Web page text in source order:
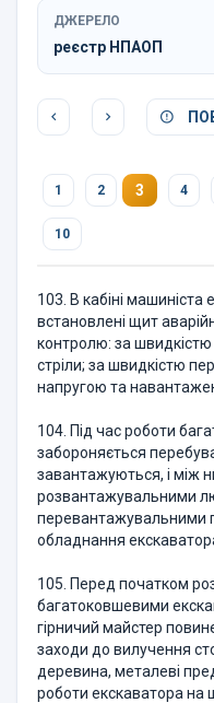
ДЖЕРЕЛО
реєстр НПАОП
1 2 3 4
10
103. В кабіні машиніста
встановлені щит
контролю: за
стріли; за швидкістю
напругою та
104. Під час роботи
забороняється
завантажуються, і між
розвантажувальними
перевантажувальними
обладнання
105. Перед початком
багатоковшевими
гірничий майстер
заходи до вилучення
деревина, металеві
роботи екскаватора на